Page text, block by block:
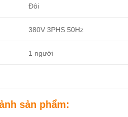
Đôi
380V 3PHS 50Hz
1 người
sản phẩm: